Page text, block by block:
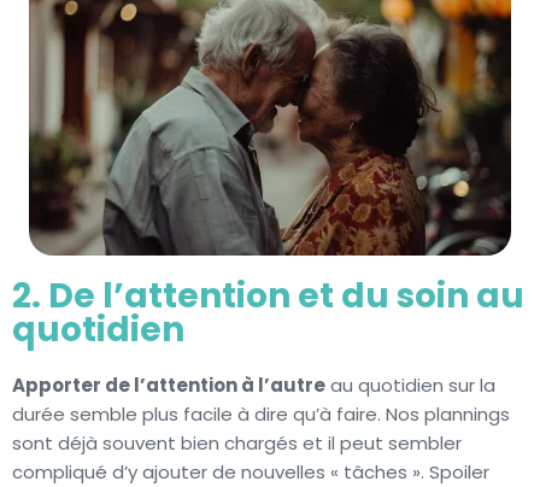
2. De l’attention et du soin au
quotidien
Apporter de l’attention à l’autreau quotidien sur la
durée semble plus facile à dire qu’à faire. Nos plannings
sont déjà souvent bien chargés et il peut sembler
compliqué d’y ajouter de nouvelles « tâches ». Spoiler